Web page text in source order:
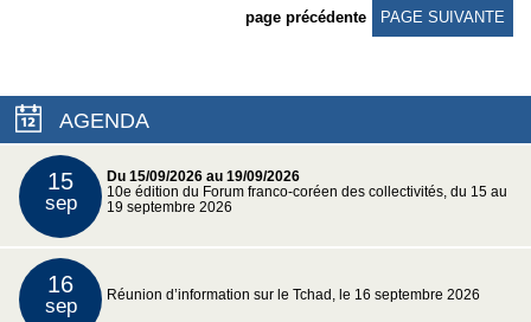
page précédente PAGE SUIVANTE
AGENDA
15
sep
Du 15/09/2026 au 19/09/2026
10e édition du Forum franco-coréen des collectivités, du 15 au
19 septembre 2026
16
sep Réunion d’information sur le Tchad, le 16 septembre 2026